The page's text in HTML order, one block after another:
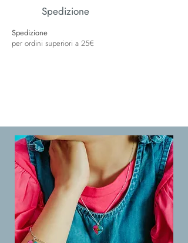
Spedizione
Spedizione
per ordini superiori a 25€